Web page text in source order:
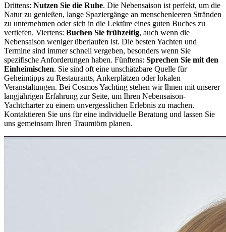
Drittens: Nutzen Sie die Ruhe. Die Nebensaison ist perfekt, um die
Natur zu genießen, lange Spaziergänge an menschenleeren Stränden
zu unternehmen oder sich in die Lektüre eines guten Buches zu
vertiefen. Viertens: Buchen Sie frühzeitig, auch wenn die
Nebensaison weniger überlaufen ist. Die besten Yachten und
Termine sind immer schnell vergeben, besonders wenn Sie
spezifische Anforderungen haben. Fünftens: Sprechen Sie mit den
Einheimischen. Sie sind oft eine unschätzbare Quelle für
Geheimtipps zu Restaurants, Ankerplätzen oder lokalen
Veranstaltungen. Bei Cosmos Yachting stehen wir Ihnen mit unserer
langjährigen Erfahrung zur Seite, um Ihren Nebensaison-
Yachtcharter zu einem unvergesslichen Erlebnis zu machen.
Kontaktieren Sie uns für eine individuelle Beratung und lassen Sie
uns gemeinsam Ihren Traumtörn planen.